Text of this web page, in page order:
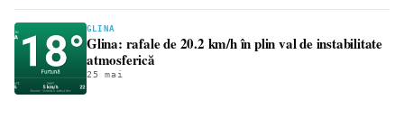
GLINA
Glina: rafale de 20.2 km/h în plin val de instabilitate
atmosferică
25 mai